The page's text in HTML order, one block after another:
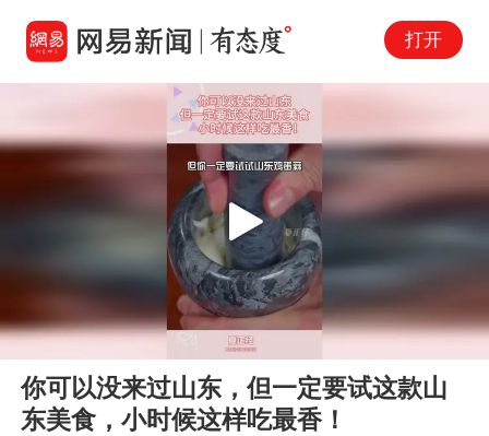
打开
00:00 00:14
Play
你可以没来过山东，但一定要试这款山
东美食，小时候这样吃最香！